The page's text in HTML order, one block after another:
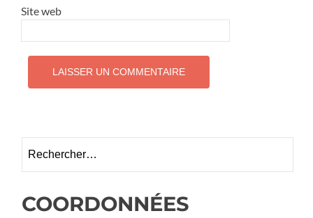
Site web
COORDONNÉES